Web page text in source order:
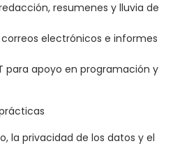
resumenes y lluvia de
electrónicos e informes
para apoyo en programación y
la privacidad de los datos y el